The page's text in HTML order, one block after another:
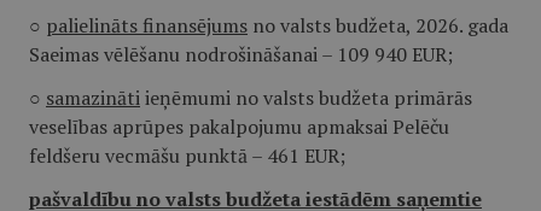
○ palielināts finansējums no valsts budžeta, 2026. gada
Saeimas vēlēšanu nodrošināšanai – 109 940 EUR;
○ samazinātiieņēmumi no valsts budžeta primārās
veselības aprūpes pakalpojumu apmaksai Pelēču
feldšeru vecmāšu punktā – 461 EUR;
pašvaldību no valsts budžeta iestādēm saņemtie